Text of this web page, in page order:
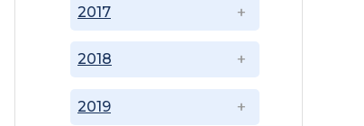
2017
2018
2019